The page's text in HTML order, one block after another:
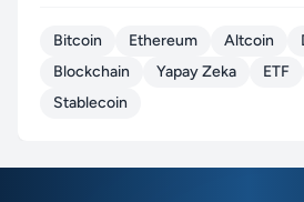
Bitcoin Ethereum Altcoin
Blockchain
Yapay Zeka ETF
Stablecoin